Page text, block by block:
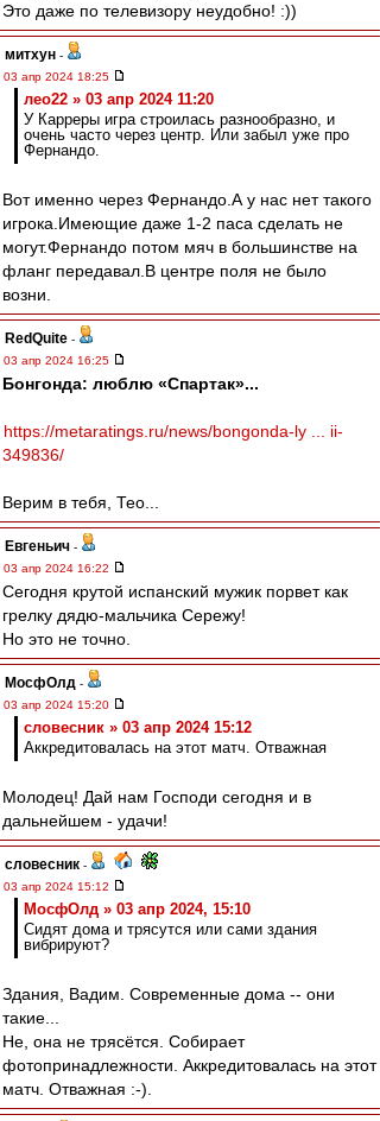
Это даже по телевизору неудобно! :))
митхун -
03 апр 2024 18:25
лео22 » 03 апр 2024 11:20
У Карреры игра строилась разнообразно, и
очень часто через центр. Или забыл уже про
Фернандо.
Вот именно через Фернандо.А у нас нет такого
игрока.Имеющие даже 1-2 паса сделать не
могут.Фернандо потом мяч в большинстве на
фланг передавал.В центре поля не было
возни.
RedQuite -
03 апр 2024 16:25
Бонгонда: люблю «Спартак»...
https://metaratings.ru/news/bongonda-ly ... ii-
349836/
Верим в тебя, Тео...
Евгеньич -
03 апр 2024 16:22
Сегодня крутой испанский мужик порвет как
грелку дядю-мальчика Сережу!
Но это не точно.
МосфОлд -
03 апр 2024 15:20
словесник » 03 апр 2024 15:12
Аккредитовалась на этот матч. Отважная
Молодец! Дай нам Господи сегодня и в
дальнейшем - удачи!
словесник -
03 апр 2024 15:12
МосфОлд » 03 апр 2024, 15:10
Сидят дома и трясутся или сами здания
вибрируют?
Здания, Вадим. Современные дома -- они
такие...
Не, она не трясётся. Собирает
фотопринадлежности. Аккредитовалась на этот
матч. Отважная :-).